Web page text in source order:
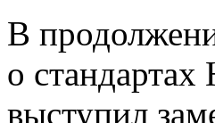
В
о
выступил